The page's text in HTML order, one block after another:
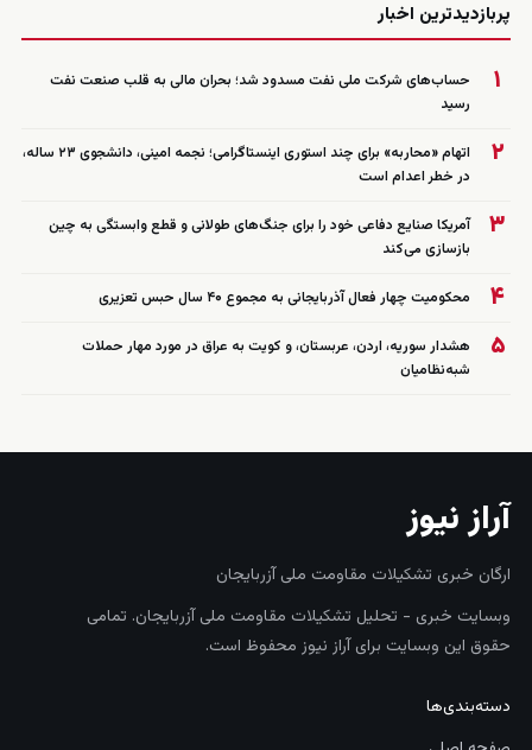
پربازدیدترین اخبار
۱
حساب‌های شرکت ملی نفت مسدود شد؛ بحران مالی به قلب صنعت نفت
رسید
۲
اتهام «محاربه» برای چند استوری اینستاگرامی؛ نجمه امینی، دانشجوی ۲۳ ساله،
در خطر اعدام است
۳
آمریکا صنایع دفاعی خود را برای جنگ‌های طولانی و قطع وابستگی به چین
بازسازی می‌کند
۴ محکومیت چهار فعال آذربایجانی به مجموع ۴۰ سال حبس تعزیری
۵
هشدار سوریه، اردن، عربستان، و کویت به عراق در مورد مهار حملات
شبه‌نظامیان
آراز نیوز
ارگان خبری تشکیلات مقاومت ملی آزربایجان
وبسایت خبری - تحلیل تشکیلات مقاومت ملی آزربایجان. تمامی
حقوق این وبسایت برای آراز نیوز محفوظ است.
دسته‌بندی‌ها